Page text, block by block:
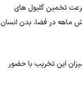
تخمین گلبول های
شش ماهه در فضا، بدن انسان
این تخریب با حضور